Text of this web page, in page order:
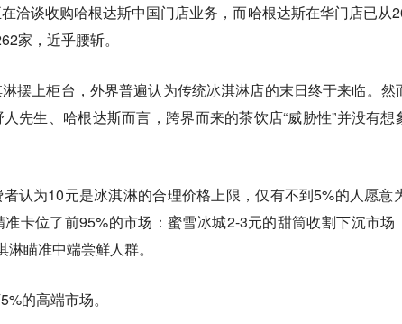
洽谈收购哈根达斯中国门店业务，而哈根达斯在华门店已从
家，近乎腰斩。
摆上柜台，外界普遍认为传统冰淇淋店的末日终于来临。然
先生、哈根达斯而言，跨界而来的茶饮店“威胁性”并没有想
认为10元是冰淇淋的合理价格上限，仅有不到5%的人愿意
卡位了前95%的市场：蜜雪冰城2-3元的甜筒收割下沉市场
瞄准中端尝鲜人群。
的高端市场。